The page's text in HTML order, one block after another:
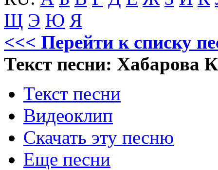
Щ Э Ю Я
<<< Перейти к списку
Текст песни: Хабарова
Текст песни
Видеоклип
Скачать эту песню
Еще песни